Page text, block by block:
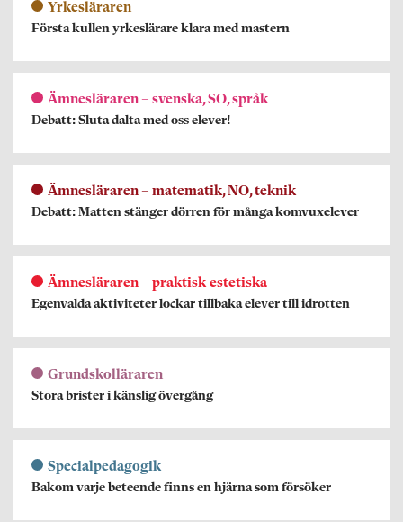
Yrkesläraren
Första kullen yrkeslärare klara med mastern
Ämnesläraren – svenska, SO, språk
Debatt: Sluta dalta med oss elever!
Ämnesläraren – matematik, NO, teknik
Debatt: Matten stänger dörren för många komvuxelever
Ämnesläraren – praktisk-estetiska
Egenvalda aktiviteter lockar tillbaka elever till idrotten
Grundskolläraren
Stora brister i känslig övergång
Specialpedagogik
Bakom varje beteende finns en hjärna som försöker